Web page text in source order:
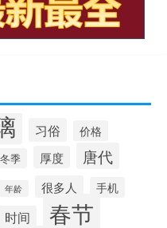
习俗 价格
冬季 厚度 唐代
年龄 很多人 手机
时间 春节